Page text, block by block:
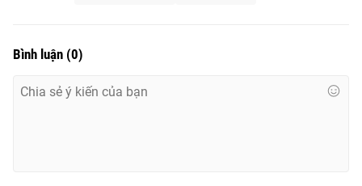
Bình luận (0)